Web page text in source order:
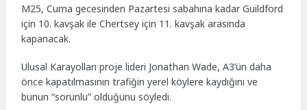
M25, Cuma gecesinden Pazartesi sabahına kadar Guildford
için 10. kavşak ile Chertsey için 11. kavşak arasında
kapanacak.
Ulusal Karayolları proje lideri Jonathan Wade, A3’ün daha
önce kapatılmasının trafiğin yerel köylere kaydığını ve
bunun “sorunlu” olduğunu söyledi.